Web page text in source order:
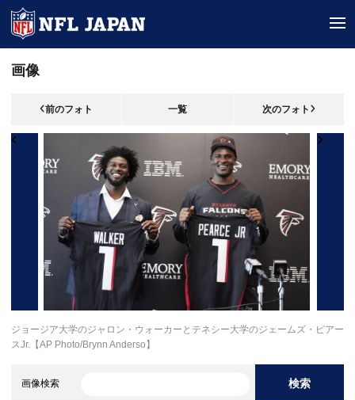
画像
前のフォト 一覧 次のフォト
ジョージア大学のジャロン・ウォーカーとテネシー大学のジェームズ・ピアー
スJr.【AP Photo/Brynn Anderso】
画像検索 検索